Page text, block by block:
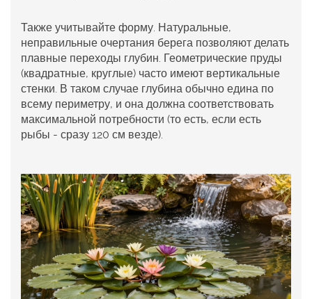
Также учитывайте форму. Натуральные,
неправильные очертания берега позволяют делать
плавные переходы глубин. Геометрические пруды
(квадратные, круглые) часто имеют вертикальные
стенки. В таком случае глубина обычно едина по
всему периметру, и она должна соответствовать
максимальной потребности (то есть, если есть
рыбы - сразу 120 см везде).